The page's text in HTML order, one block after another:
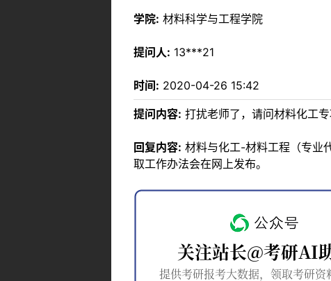
学院: 材料科学与工程学院
提问人: 13***21
时间: 2020-04-26 15:42
提问内容: 打扰老师了，请问材料化工
回复内容: 材料与化工-材料工程（专业
取工作办法会在网上发布。